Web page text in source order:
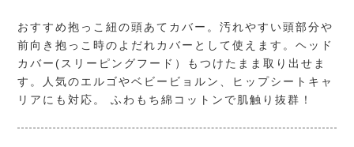
おすすめ抱っこ紐の頭あてカバー。汚れやすい頭部分や
前向き抱っこ時のよだれカバーとして使えます。ヘッド
カバー(スリーピングフード）もつけたまま取り出せま
す。人気のエルゴやベビービョルン、ヒップシートキャ
リアにも対応。 ふわもち綿コットンで肌触り抜群！